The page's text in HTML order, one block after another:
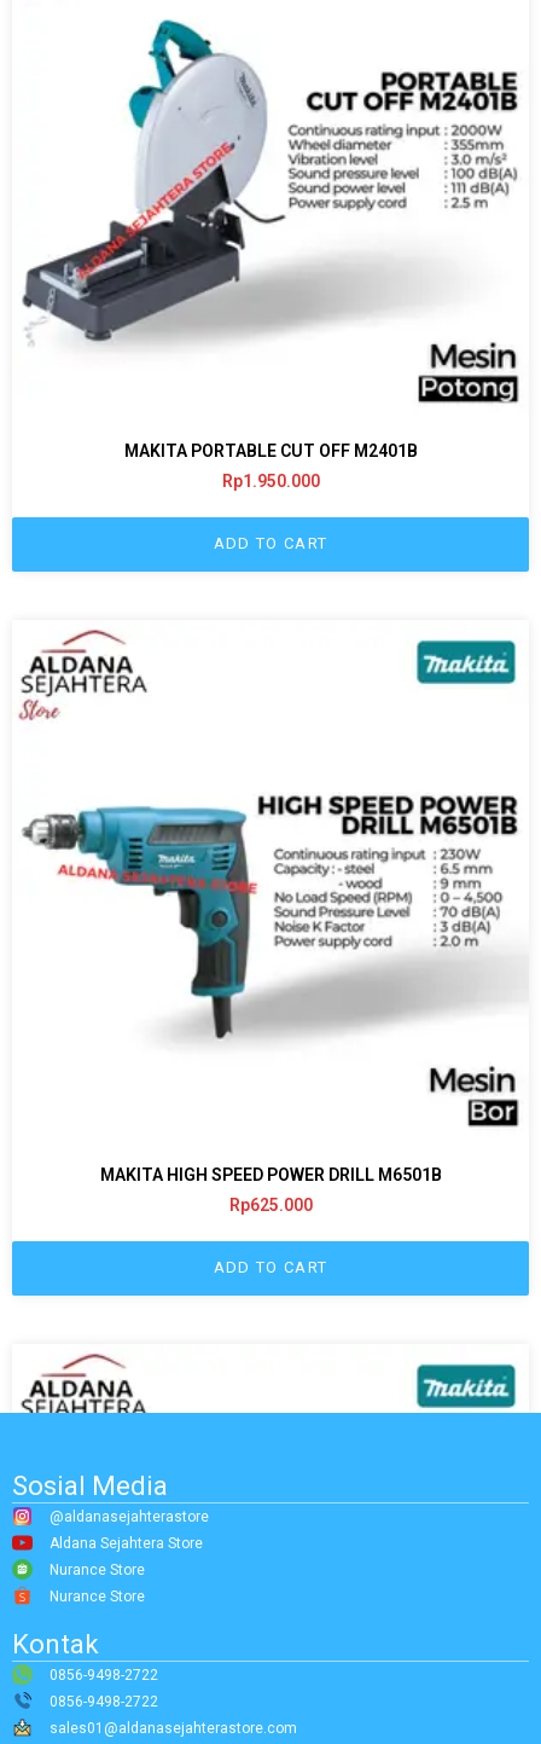
MAKITA PORTABLE CUT OFF M2401B
Rp1.950.000
ADD TO CART
MAKITA HIGH SPEED POWER DRILL M6501B
Rp625.000
ADD TO CART
Sosial Media
@aldanasejahterastore
Aldana Sejahtera Store
Nurance Store
Nurance Store
Kontak
0856-9498-2722
0856-9498-2722
sales01@aldanasejahterastore.com